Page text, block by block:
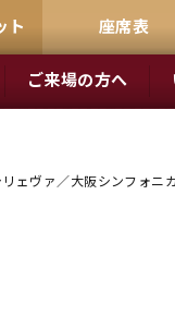
ト 座席表
ご来場の方へ
ェヴァ／大阪シンフォニ